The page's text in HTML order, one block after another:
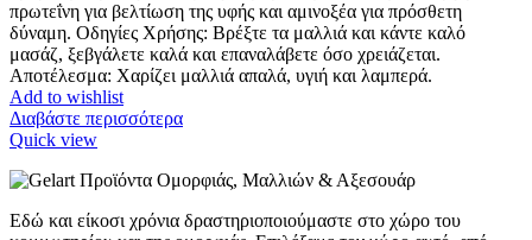
πρωτεΐνη για βελτίωση της υφής και αμινοξέα για πρόσθετη
δύναμη. Οδηγίες Χρήσης: Βρέξτε τα μαλλιά και κάντε καλό
μασάζ, ξεβγάλετε καλά και επαναλάβετε όσο χρειάζεται.
Αποτέλεσμα: Χαρίζει μαλλιά απαλά, υγιή και λαμπερά.
Add to wishlist
Διαβάστε περισσότερα
Quick view
Εδώ και είκοσι χρόνια δραστηριοποιούμαστε στο χώρο του